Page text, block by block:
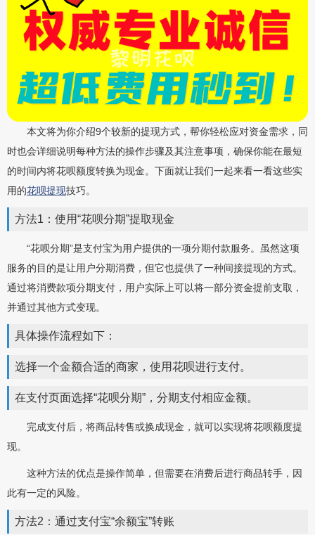
本文将为你介绍9个较新的提现方式，帮你轻松应对资金需求，同
时也会详细说明每种方法的操作步骤及其注意事项，确保你能在最短
的时间内将花呗额度转换为现金。下面就让我们一起来看一看这些实
用的花呗提现技巧。
方法1：使用“花呗分期”提取现金
“花呗分期”是支付宝为用户提供的一项分期付款服务。虽然这项
服务的目的是让用户分期消费，但它也提供了一种间接提现的方式。
通过将消费款项分期支付，用户实际上可以将一部分资金提前支取，
并通过其他方式变现。
具体操作流程如下：
选择一个金额合适的商家，使用花呗进行支付。
在支付页面选择“花呗分期”，分期支付相应金额。
完成支付后，将商品转售或换成现金，就可以实现将花呗额度提
现。
这种方法的优点是操作简单，但需要在消费后进行商品转手，因
此有一定的风险。
方法2：通过支付宝“余额宝”转账